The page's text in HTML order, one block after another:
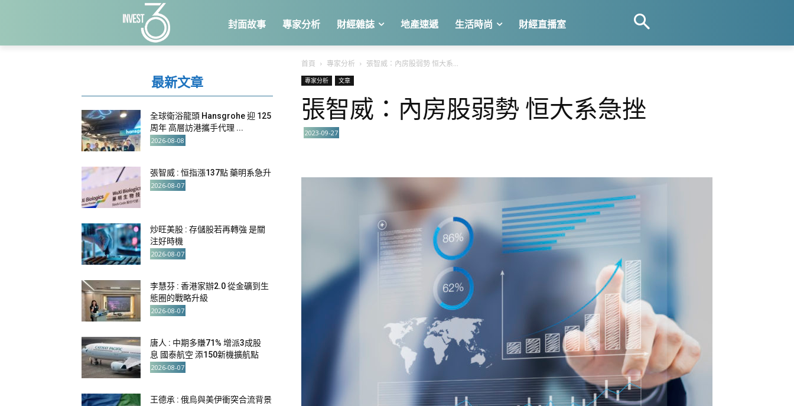
封面故事 專家分析 財經雜誌 地產速遞 生活時尚 財經直播室
首頁 專家分析 張智威：內房股弱勢 恒大系...
專家分析 文章
張智威：內房股弱勢 恒大系急挫
2023-09-27
最新文章
全球衛浴龍頭 Hansgrohe 迎 125
周年 高層訪港攜手代理 ...
2026-08-08
張智威 : 恒指漲137點 藥明系急升
2026-08-07
炒旺美股 : 存儲股若再轉強 是關
注好時機
2026-08-07
李慧芬 : 香港家辦2.0 從金礦到生
態圈的戰略升級
2026-08-07
唐人 : 中期多賺71% 增派3成股
息 國泰航空 添150新機擴航點
2026-08-07
王德承 : 俄烏與美伊衝突合流背景